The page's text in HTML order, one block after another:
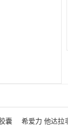
囊 希爱力 他达拉